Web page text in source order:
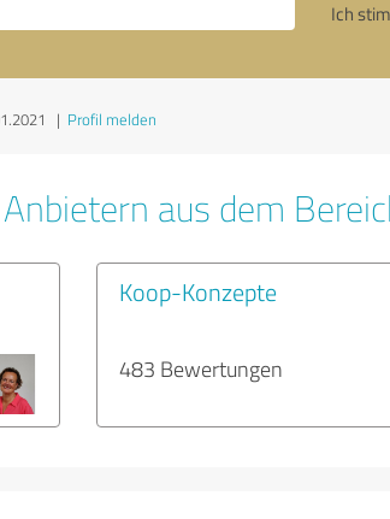
Ich
| Profil melden
aus dem
Koop-Konzepte
483 Bewertungen